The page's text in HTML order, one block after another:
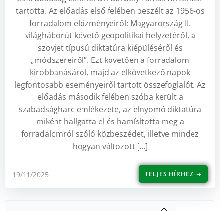
tartotta. Az előadás első felében beszélt az 1956-os
forradalom előzményeiről: Magyarország II.
világháborút követő geopolitikai helyzetéről, a
szovjet típusú diktatúra kiépüléséről és
„módszereiről”. Ezt követően a forradalom
kirobbanásáról, majd az elkövetkező napok
legfontosabb eseményeiről tartott összefoglalót. Az
előadás második felében szóba került a
szabadságharc emlékezete, az elnyomó diktatúra
miként hallgatta el és hamísította meg a
forradalomról szóló közbeszédet, illetve mindez
hogyan változott […]
19/11/2025 TELJES HÍRHEZ